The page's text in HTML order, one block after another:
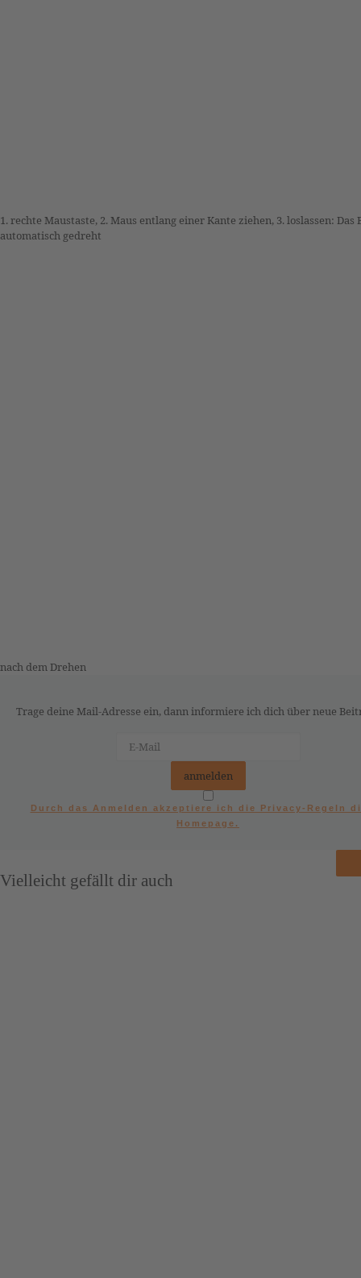
1. rechte Maustaste, 2. Maus entlang einer Kante ziehen, 3. loslassen:
automatisch gedreht
nach dem Drehen
Trage deine Mail-Adresse ein, dann informiere ich dich über neue
Durch das Anmelden akzeptiere ich die Privacy-Regeln
Homepage.
Vielleicht gefällt dir auch